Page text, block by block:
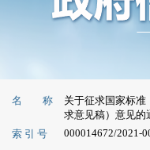
名 称
关于征求国家标准
求意见稿）意见的
索 引 号
000014672/2021-